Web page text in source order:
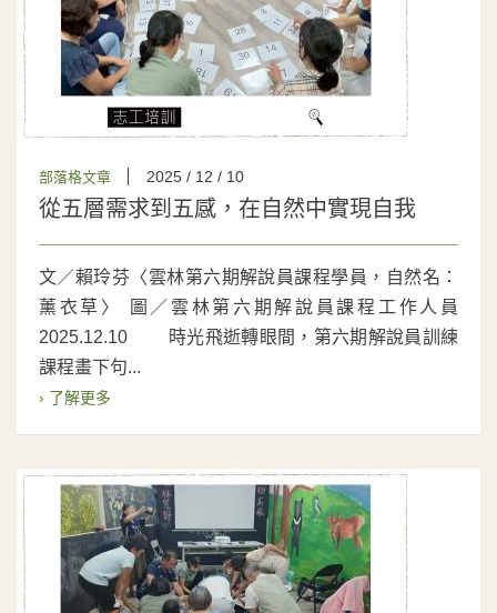
部落格文章 2025 / 12 / 10
從五層需求到五感，在自然中實現自我
文／賴玲芬〈雲林第六期解說員課程學員，自然名：
薰衣草〉 圖／雲林第六期解說員課程工作人員
2025.12.10 時光飛逝轉眼間，第六期解說員訓練
課程畫下句...
› 了解更多